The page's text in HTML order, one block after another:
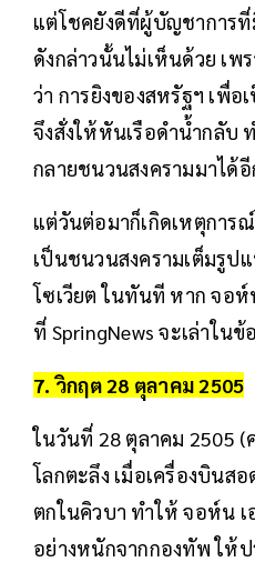
แต่โชคยังดีที่ผู้บัญชาการที่
ดังกล่าวนั้นไม่เห็นด้วย เพ
ว่า การยิงของสหรัฐฯ เพื่อ
จึงสั่งให้หันเรือดำน้ำกลับ
กลายชนวนสงครามมาได้อี
แต่วันต่อมาก็เกิดเหตุการ
เป็นชนวนสงครามเต็มรูป
โซเวียต ในทันที หาก จอห์
ที่ SpringNews จะเล่าในข้
7. วิกฤต 28 ตุลาคม 2505
ในวันที่ 28 ตุลาคม 2505 (
โลกตะลึง เมื่อเครื่องบินส
ตกในคิวบา ทำให้ จอห์น
อย่างหนักจากกองทัพ ให้ป